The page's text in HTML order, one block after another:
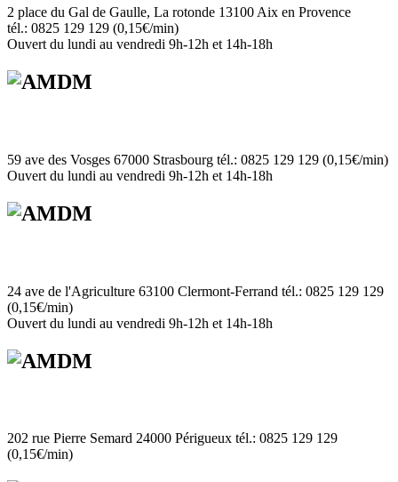
2 place du Gal de Gaulle, La rotonde 13100 Aix en Provence
tél.: 0825 129 129 (0,15€/min)
Ouvert du lundi au vendredi 9h-12h et 14h-18h
59 ave des Vosges 67000 Strasbourg tél.: 0825 129 129 (0,15€/min)
Ouvert du lundi au vendredi 9h-12h et 14h-18h
24 ave de l'Agriculture 63100 Clermont-Ferrand tél.: 0825 129 129
(0,15€/min)
Ouvert du lundi au vendredi 9h-12h et 14h-18h
202 rue Pierre Semard 24000 Périgueux tél.: 0825 129 129
(0,15€/min)